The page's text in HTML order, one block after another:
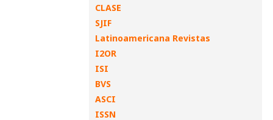
CLASE
SJIF
Latinoamericana Revistas
I2OR
ISI
BVS
ASCI
ISSN